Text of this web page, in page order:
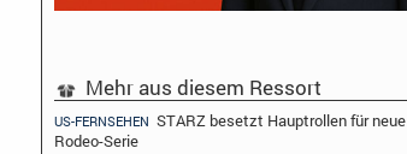
Mehr aus diesem Ressort
US-FERNSEHEN STARZ besetzt Hauptrollen für neue
Rodeo-Serie